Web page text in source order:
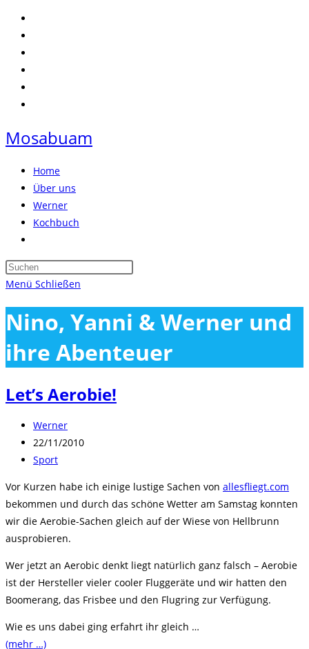
Zum
Inhalt
springen
Mosabuam
Home
Über uns
Werner
Kochbuch
umschalten
Press
close
the
search
panel.
Menü Schließen
Nino, Yanni & Werner und
ihre Abenteuer
Let’s Aerobie!
Beitrags-
Autor:
Werner
Beitrag
veröffentlicht:
22/11/2010
Beitrags-
Sport
Vor Kurzen habe ich einige lustige Sachen von allesfliegt.com
bekommen und durch das schöne Wetter am Samstag konnten
wir die Aerobie-Sachen gleich auf der Wiese von Hellbrunn
ausprobieren.
Wer jetzt an Aerobic denkt liegt natürlich ganz falsch – Aerobie
ist der Hersteller vieler cooler Fluggeräte und wir hatten den
Boomerang, das Frisbee und den Flugring zur Verfügung.
Wie es uns dabei ging erfahrt ihr gleich …
(mehr …)